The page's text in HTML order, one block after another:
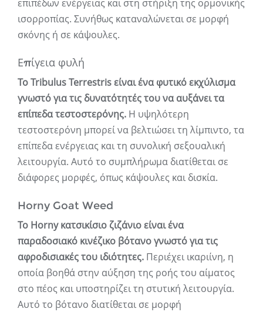
επιπέδων ενέργειας και στη στήριξη της ορμονικής
ισορροπίας. Συνήθως καταναλώνεται σε μορφή
σκόνης ή σε κάψουλες.
Επίγεια φυλή
Το Tribulus Terrestris είναι ένα φυτικό εκχύλισμα
γνωστό για τις δυνατότητές του να αυξάνει τα
επίπεδα τεστοστερόνης. Η υψηλότερη
τεστοστερόνη μπορεί να βελτιώσει τη λίμπιντο, τα
επίπεδα ενέργειας και τη συνολική σεξουαλική
λειτουργία. Αυτό το συμπλήρωμα διατίθεται σε
διάφορες μορφές, όπως κάψουλες και δισκία.
Horny Goat Weed
Το Horny κατσικίσιο ζιζάνιο είναι ένα
παραδοσιακό κινέζικο βότανο γνωστό για τις
αφροδισιακές του ιδιότητες. Περιέχει ικαριίνη, η
οποία βοηθά στην αύξηση της ροής του αίματος
στο πέος και υποστηρίζει τη στυτική λειτουργία.
Αυτό το βότανο διατίθεται σε μορφή